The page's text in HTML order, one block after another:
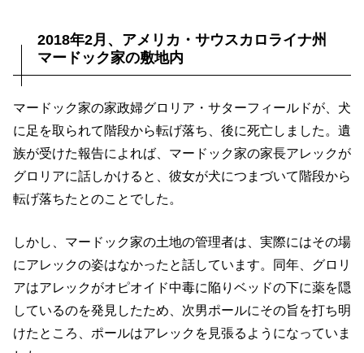
2018年2月、アメリカ・サウスカロライナ州
マードック家の敷地内
マードック家の家政婦グロリア・サターフィールドが、犬
に足を取られて階段から転げ落ち、後に死亡しました。遺
族が受けた報告によれば、マードック家の家長アレックが
グロリアに話しかけると、彼女が犬につまづいて階段から
転げ落ちたとのことでした。
しかし、マードック家の土地の管理者は、実際にはその場
にアレックの姿はなかったと話しています。同年、グロリ
アはアレックがオピオイド中毒に陥りベッドの下に薬を隠
しているのを発見したため、次男ポールにその旨を打ち明
けたところ、ポールはアレックを見張るようになっていま